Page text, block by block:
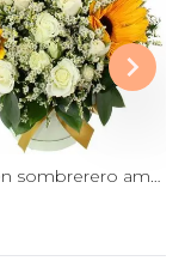
Mariana en sombrerero amarillo - Arreglo floral con gerberas amarillo, minirosas y limonium